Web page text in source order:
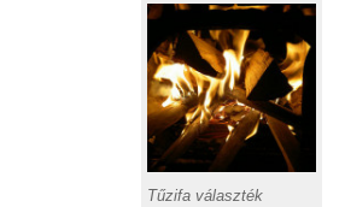
Tűzifa választék